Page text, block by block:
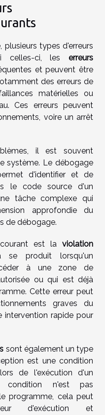
plusieurs types d'erreurs
celles-ci, les erreurs
et peuvent être
des erreurs de
matérielles ou
Ces erreurs peuvent
voire un arrêt
il est souvent
système. Le débogage
d'identifier et de
le code source d'un
tâche complexe qui
approfondie du
de débogage.
est la violation
se produit lorsqu'un
à une zone de
ou qui est déjà
Cette erreur peut
graves du
intervention rapide pour
sont également un type
est une condition
de l'exécution d'un
condition n'est pas
programme, cela peut
d'exécution et